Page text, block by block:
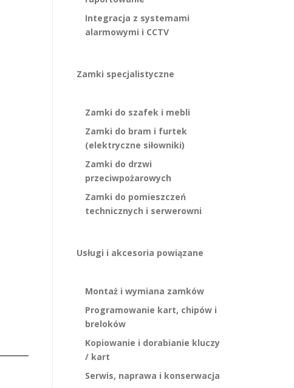
Integracja z systemami
alarmowymi i CCTV
Zamki specjalistyczne
Zamki do szafek i mebli
Zamki do bram i furtek
(elektryczne siłowniki)
Zamki do drzwi
przeciwpożarowych
Zamki do pomieszczeń
technicznych i serwerowni
Usługi i akcesoria powiązane
Montaż i wymiana zamków
Programowanie kart, chipów i
breloków
Kopiowanie i dorabianie kluczy
/ kart
Serwis, naprawa i konserwacja